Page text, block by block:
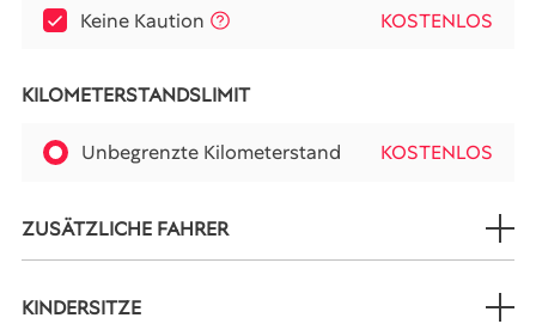
Keine Kaution KOSTENLOS
KILOMETERSTANDSLIMIT
Unbegrenzte Kilometerstand KOSTENLOS
ZUSÄTZLICHE FAHRER
KINDERSITZE